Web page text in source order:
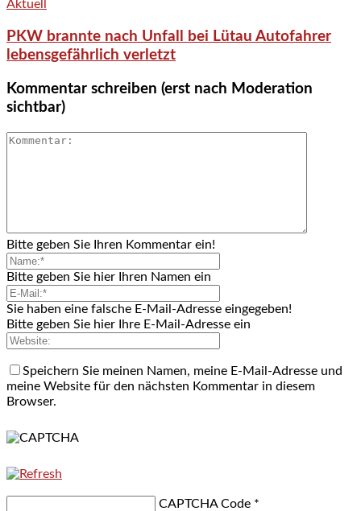
Aktuell
PKW brannte nach Unfall bei Lütau Autofahrer
lebensgefährlich verletzt
Kommentar schreiben (erst nach Moderation
sichtbar)
Bitte geben Sie Ihren Kommentar ein!
Bitte geben Sie hier Ihren Namen ein
Sie haben eine falsche E-Mail-Adresse eingegeben!
Bitte geben Sie hier Ihre E-Mail-Adresse ein
Speichern Sie meinen Namen, meine E-Mail-Adresse und
meine Website für den nächsten Kommentar in diesem
Browser.
CAPTCHA Code *